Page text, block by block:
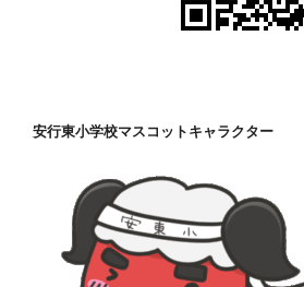
安行東小学校マスコットキャラクター